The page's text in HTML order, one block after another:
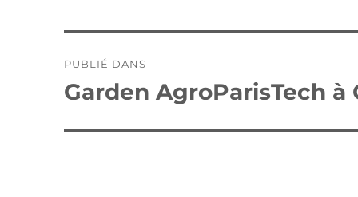
de
PUBLIÉ DANS
Garden AgroParisTech